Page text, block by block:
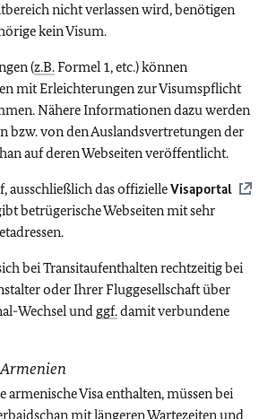
nicht verlassen wird, benötigen
kein Visum.
(z.B.Formel 1, etc.) können
mit Erleichterungen zur Visumspflicht
Nähere Informationen dazu werden
bzw. von den Auslandsvertretungen der
auf deren Webseiten veröffentlicht.
ausschließlich das offizielleVisaportal
betrügerische Webseiten mit sehr
bei Transitaufenthalten rechtzeitig bei
oder Ihrer Fluggesellschaft über
Wechsel und ggf.damit verbundene
armenische Visa enthalten, müssen bei
mit längeren Wartezeiten und